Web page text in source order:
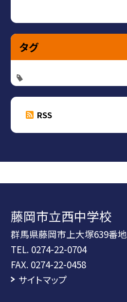
タグ
RSS
藤岡市立西中学校
群馬県藤岡市上大塚639番地
TEL. 0274-22-0704
FAX. 0274-22-0458
サイトマップ